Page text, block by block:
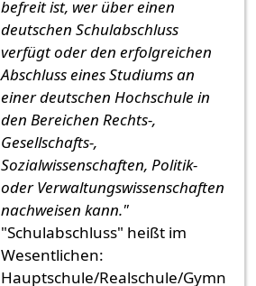
befreit ist, wer über einen
deutschen Schulabschluss
verfügt oder den erfolgreichen
Abschluss eines Studiums an
einer deutschen Hochschule in
den Bereichen Rechts-,
Gesellschafts-,
Sozialwissenschaften, Politik-
oder Verwaltungswissenschaften
nachweisen kann."
"Schulabschluss" heißt im
Wesentlichen:
Hauptschule/Realschule/Gymn